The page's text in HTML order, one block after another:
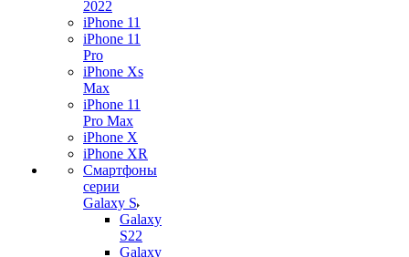
2022
iPhone 11
iPhone 11
Pro
iPhone Xs
Max
iPhone 11
Pro Max
iPhone X
iPhone XR
Смартфоны
серии
Galaxy S
Galaxy
S22
Galaxy